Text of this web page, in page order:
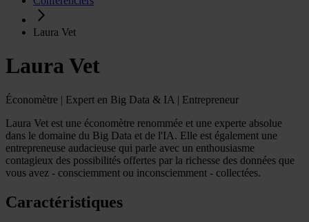
Laura Vet
Laura Vet
Économètre | Expert en Big Data & IA | Entrepreneur
Laura Vet est une économètre renommée et une experte absolue
dans le domaine du Big Data et de l'IA. Elle est également une
entrepreneuse audacieuse qui parle avec un enthousiasme
contagieux des possibilités offertes par la richesse des données que
vous avez - consciemment ou inconsciemment - collectées.
Caractéristiques